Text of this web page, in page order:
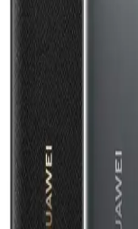
İkinci El Laptop
Gerekenler ve
İkinci el laptoplar
satıcı ve ürün bilgisi
trendlerine dikkat
Facebook
Güvenlik ve
Facebook
ve ürün yönetimi
ipuçlarıyla başarılı